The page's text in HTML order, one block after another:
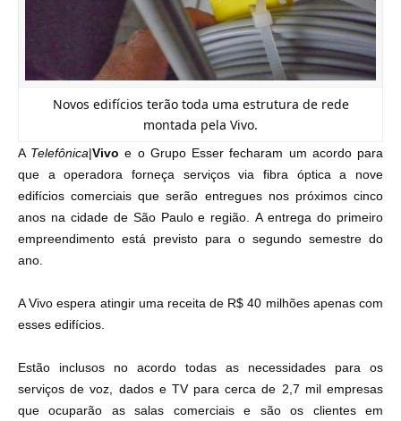
Novos edifícios terão toda uma estrutura de rede
montada pela Vivo.
A Telefônica|Vivo e o Grupo Esser fecharam um acordo para
que a operadora forneça serviços via fibra óptica a nove
edifícios comerciais que serão entregues nos próximos cinco
anos na cidade de São Paulo e região.A entrega do primeiro
empreendimento está previsto para o segundo semestre do
ano.
A Vivo espera atingir uma receita de R$ 40 milhões apenas com
esses edifícios.
Estão inclusos no acordo todas as necessidades para os
serviços de voz, dados e TV para cerca de 2,7 mil empresas
que ocuparão as salas comerciais e são os clientes em